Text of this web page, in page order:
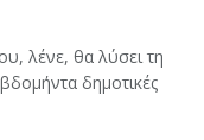
λένε, θα λύσει τη
δημοτικές